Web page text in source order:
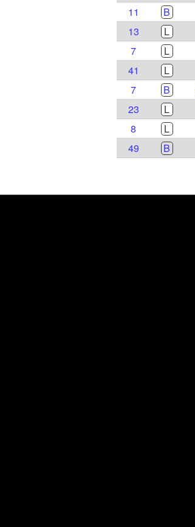
11
B
13
L
7
L
41
L
7
B
23
L
8
L
49
B